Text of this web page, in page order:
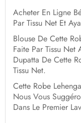
Acheter En Ligne
Par Tissu Net Et
Blouse De Cette
Faite Par Tissu Net
Dupatta De Cette
Tissu Net.
Cette Robe
Nous Vous
Dans Le Premier